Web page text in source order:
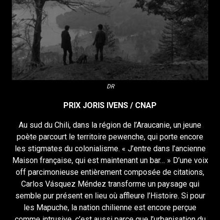
DR
PRIX JORIS IVENS / CNAP
Au sud du Chili, dans la région de l’Araucanie, un jeune
poète parcourt le territoire pewenche, qui porte encore
les stigmates du colonialisme. « J’entre dans l’ancienne
Maison française, qui est maintenant un bar… » D’une voix
off parcimonieuse entièrement composée de citations,
Carlos Vásquez Méndez transforme un paysage qui
semble pur présent en lieu où affleure l’Histoire. Si pour
les Mapuche, la nation chilienne est encore perçue